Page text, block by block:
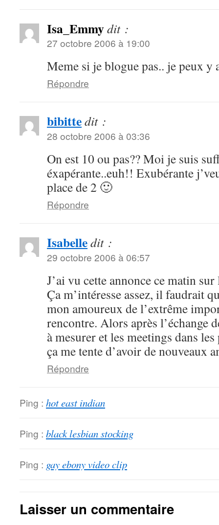
Isa_Emmydit :
27 octobre 2006 à 19:00
Meme si je blogue pas.. je peux y
Répondre
bibittedit :
28 octobre 2006 à 03:36
On est 10 ou pas?? Moi je suis
éxapérante..euh!! Exubérante
place de 2 🙂
Répondre
Isabelledit :
29 octobre 2006 à 06:57
J’ai vu cette annonce ce matin
Ça m’intéresse assez, il faudrait
mon amoureux de l’extrême
rencontre. Alors après l’échange
à mesurer et les meetings dans
ça me tente d’avoir de nouveaux
Répondre
Ping : hot east indian
Ping : black lesbian stocking
Ping : gay ebony video clip
Laisser un commentaire